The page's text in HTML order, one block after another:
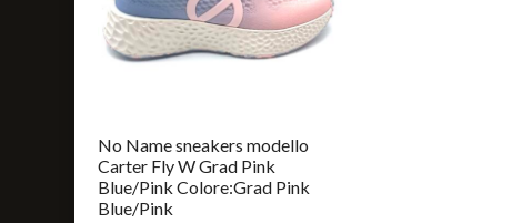
No Name sneakers modello
Carter Fly W Grad Pink
Blue/Pink Colore:Grad Pink
Blue/Pink